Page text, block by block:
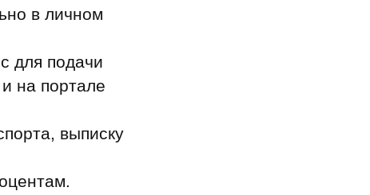
в личном
для подачи
на портале
выписку